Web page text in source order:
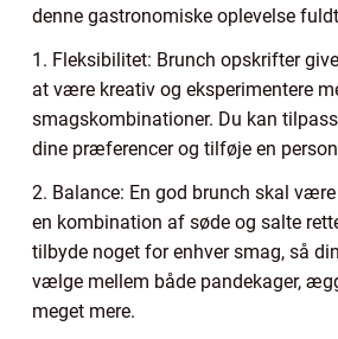
denne gastronomiske oplevelse
1. Fleksibilitet: Brunch opskrifter
at være kreativ og eksperimentere
smagskombinationer. Du kan
dine præferencer og tilføje en
2. Balance: En god brunch skal
en kombination af søde og salte
tilbyde noget for enhver smag, så
vælge mellem både pandekager,
meget mere.